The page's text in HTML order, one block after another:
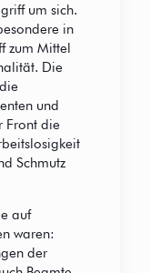
um sich.
in
zum Mittel
Die
und
Front die
Schmutz
auf
waren:
der